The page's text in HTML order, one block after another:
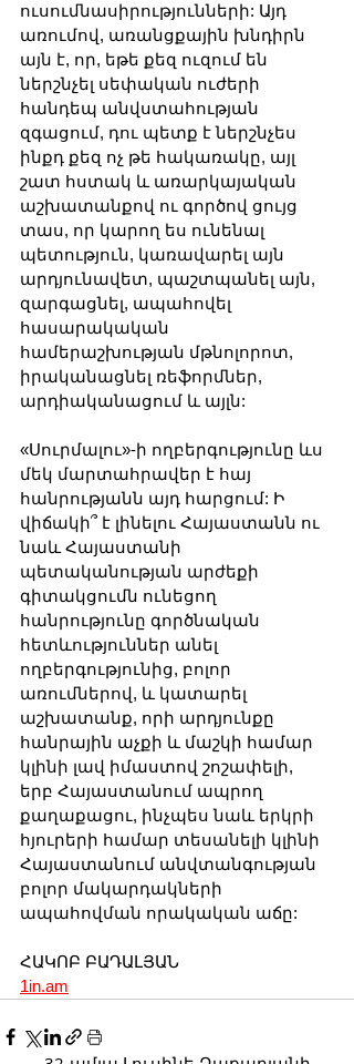
ուսումնասիրությունների: Այդ
առումով, առանցքային խնդիրն
այն է, որ, եթե քեզ ուզում են
ներշնչել սեփական ուժերի
հանդեպ անվստահության
զգացում, դու պետք է ներշնչես
ինքդ քեզ ոչ թե հակառակը, այլ
շատ հստակ և առարկայական
աշխատանքով ու գործով ցույց
տաս, որ կարող ես ունենալ
պետություն, կառավարել այն
արդյունավետ, պաշտպանել այն,
զարգացնել, ապահովել
հասարակական
համերաշխության մթնոլորոտ,
իրականացնել ռեֆորմներ,
արդիականացում և այլն:
«Սուրմալու»-ի ողբերգությունը ևս
մեկ մարտահրավեր է հայ
հանրությանն այդ հարցում: Ի
վիճակի՞ է լինելու Հայաստանն ու
նաև Հայաստանի
պետականության արժեքի
գիտակցումն ունեցող
հանրությունը գործնական
հետևություններ անել
ողբերգությունից, բոլոր
առումներով, և կատարել
աշխատանք, որի արդյունքը
հանրային աչքի և մաշկի համար
կլինի լավ իմաստով շոշափելի,
երբ Հայաստանում ապրող
քաղաքացու, ինչպես նաև երկրի
հյուրերի համար տեսանելի կլինի
Հայաստանում անվտանգության
բոլոր մակարդակների
ապահովման որակական աճը:
ՀԱԿՈԲ ԲԱԴԱԼՅԱՆ
1in.am